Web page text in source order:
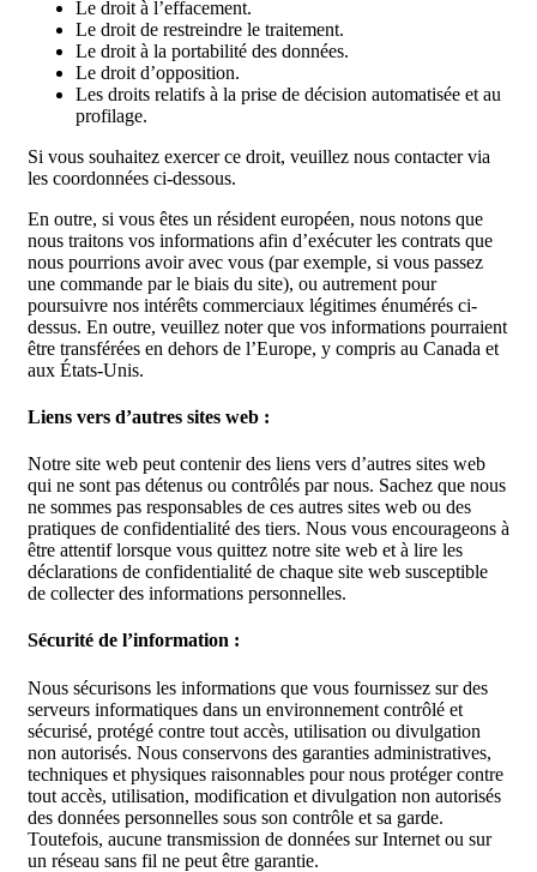
Le droit à l’effacement.
Le droit de restreindre le traitement.
Le droit à la portabilité des données.
Le droit d’opposition.
Les droits relatifs à la prise de décision automatisée et au
profilage.
Si vous souhaitez exercer ce droit, veuillez nous contacter via
les coordonnées ci-dessous.
En outre, si vous êtes un résident européen, nous notons que
nous traitons vos informations afin d’exécuter les contrats que
nous pourrions avoir avec vous (par exemple, si vous passez
une commande par le biais du site), ou autrement pour
poursuivre nos intérêts commerciaux légitimes énumérés ci-
dessus. En outre, veuillez noter que vos informations pourraient
être transférées en dehors de l’Europe, y compris au Canada et
aux États-Unis.
Liens vers d’autres sites web :
Notre site web peut contenir des liens vers d’autres sites web
qui ne sont pas détenus ou contrôlés par nous. Sachez que nous
ne sommes pas responsables de ces autres sites web ou des
pratiques de confidentialité des tiers. Nous vous encourageons à
être attentif lorsque vous quittez notre site web et à lire les
déclarations de confidentialité de chaque site web susceptible
de collecter des informations personnelles.
Sécurité de l’information :
Nous sécurisons les informations que vous fournissez sur des
serveurs informatiques dans un environnement contrôlé et
sécurisé, protégé contre tout accès, utilisation ou divulgation
non autorisés. Nous conservons des garanties administratives,
techniques et physiques raisonnables pour nous protéger contre
tout accès, utilisation, modification et divulgation non autorisés
des données personnelles sous son contrôle et sa garde.
Toutefois, aucune transmission de données sur Internet ou sur
un réseau sans fil ne peut être garantie.